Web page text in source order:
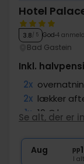
Hotel
3.8/ 5 God 4
Bad Gastein
Inkl.
2x
2x lækker
1x 10 €
2x dag
Se alt, der er
Aug pp
I